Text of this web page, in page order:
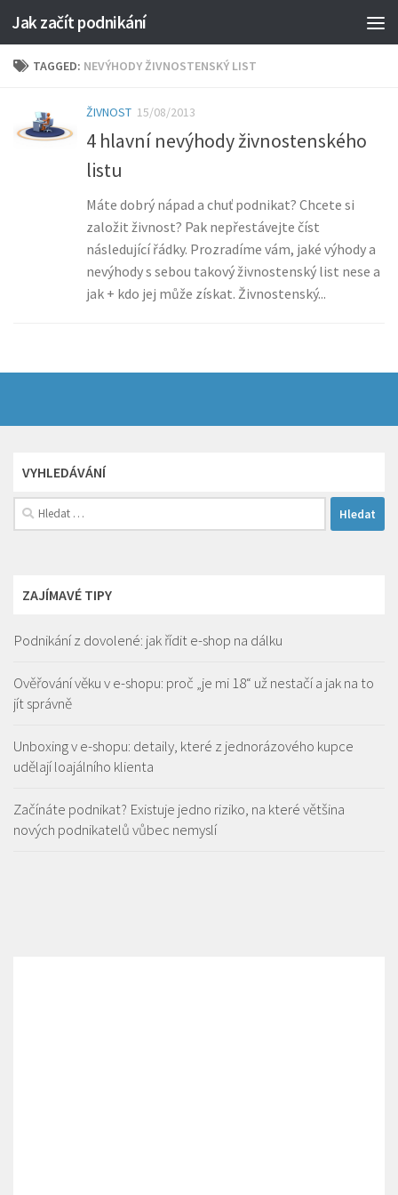
Jak začít podnikání
TAGGED: NEVÝHODY ŽIVNOSTENSKÝ LIST
ŽIVNOST 15/08/2013
4 hlavní nevýhody živnostenského
listu
Máte dobrý nápad a chuť podnikat? Chcete si
založit živnost? Pak nepřestávejte číst
následující řádky. Prozradíme vám, jaké výhody a
nevýhody s sebou takový živnostenský list nese a
jak + kdo jej může získat. Živnostenský...
VYHLEDÁVÁNÍ
Vyhledávání
ZAJÍMAVÉ TIPY
Podnikání z dovolené: jak řídit e-shop na dálku
Ověřování věku v e-shopu: proč „je mi 18“ už nestačí a jak na to
jít správně
Unboxing v e-shopu: detaily, které z jednorázového kupce
udělají loajálního klienta
Začínáte podnikat? Existuje jedno riziko, na které většina
nových podnikatelů vůbec nemyslí